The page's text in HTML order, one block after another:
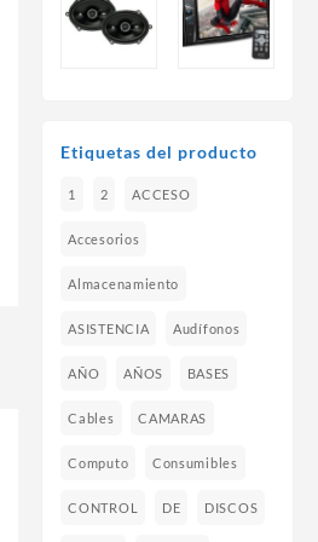
Etiquetas del producto
1 2 ACCESO
Accesorios
Almacenamiento
ASISTENCIA Audífonos
AÑO AÑOS BASES
Cables CAMARAS
Computo Consumibles
CONTROL DE DISCOS